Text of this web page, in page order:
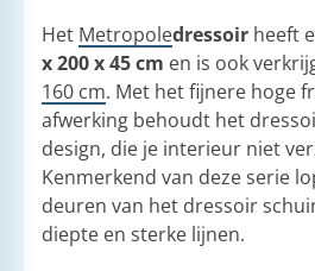
Het Metropoledressoir heeft
x 200 x 45 cm en is ook
160 cm. Met het fijnere hoge
afwerking behoudt het
design, die je interieur niet
Kenmerkend van deze serie
deuren van het dressoir
diepte en sterke lijnen.